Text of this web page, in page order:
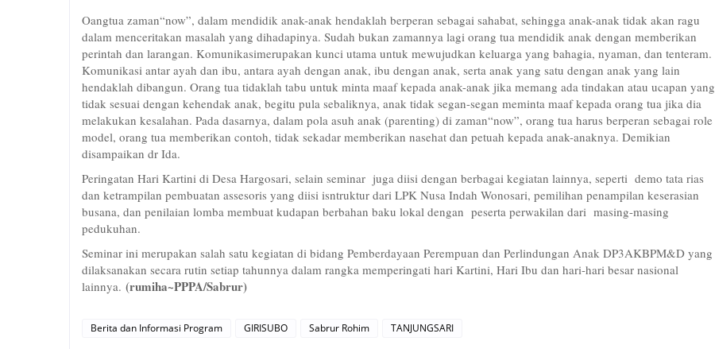
Oangtua zaman“now”, dalam mendidik anak-anak hendaklah berperan sebagai sahabat, sehingga anak-anak tidak akan ragu
dalam menceritakan masalah yang dihadapinya. Sudah bukan zamannya lagi orang tua mendidik anak dengan memberikan
perintah dan larangan. Komunikasimerupakan kunci utama untuk mewujudkan keluarga yang bahagia, nyaman, dan tenteram.
Komunikasi antar ayah dan ibu, antara ayah dengan anak, ibu dengan anak, serta anak yang satu dengan anak yang lain
hendaklah dibangun. Orang tua tidaklah tabu untuk minta maaf kepada anak-anak jika memang ada tindakan atau ucapan yang
tidak sesuai dengan kehendak anak, begitu pula sebaliknya, anak tidak segan-segan meminta maaf kepada orang tua jika dia
melakukan kesalahan. Pada dasarnya, dalam pola asuh anak (parenting) di zaman“now”, orang tua harus berperan sebagai role
model, orang tua memberikan contoh, tidak sekadar memberikan nasehat dan petuah kepada anak-anaknya. Demikian
disampaikan dr Ida.
Peringatan Hari Kartini di Desa Hargosari, selain seminar juga diisi dengan berbagai kegiatan lainnya, seperti demo tata rias
dan ketrampilan pembuatan assesoris yang diisi isntruktur dari LPK Nusa Indah Wonosari, pemilihan penampilan keserasian
busana, dan penilaian lomba membuat kudapan berbahan baku lokal dengan peserta perwakilan dari masing-masing
pedukuhan.
Seminar ini merupakan salah satu kegiatan di bidang Pemberdayaan Perempuan dan Perlindungan Anak DP3AKBPM&D yang
dilaksanakan secara rutin setiap tahunnya dalam rangka memperingati hari Kartini, Hari Ibu dan hari-hari besar nasional
lainnya. (rumiha~PPPA/Sabrur)
Berita dan Informasi Program GIRISUBO Sabrur Rohim TANJUNGSARI